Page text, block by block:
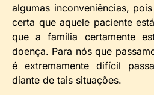
algumas inconveniências,
certa que aquele paciente
que a família certamente
doença. Para nós que
é extremamente difícil
diante de tais situações.